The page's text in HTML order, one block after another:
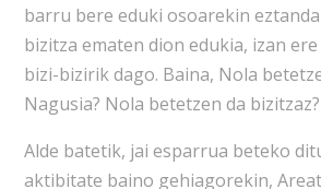
barru bere eduki osoarekin
bizitza ematen dion edukia, izan
bizi-bizirik dago. Baina, Nola
Nagusia? Nola betetzen da bizitzaz?
Alde batetik, jai esparrua beteko
aktibitate baino gehiagorekin,